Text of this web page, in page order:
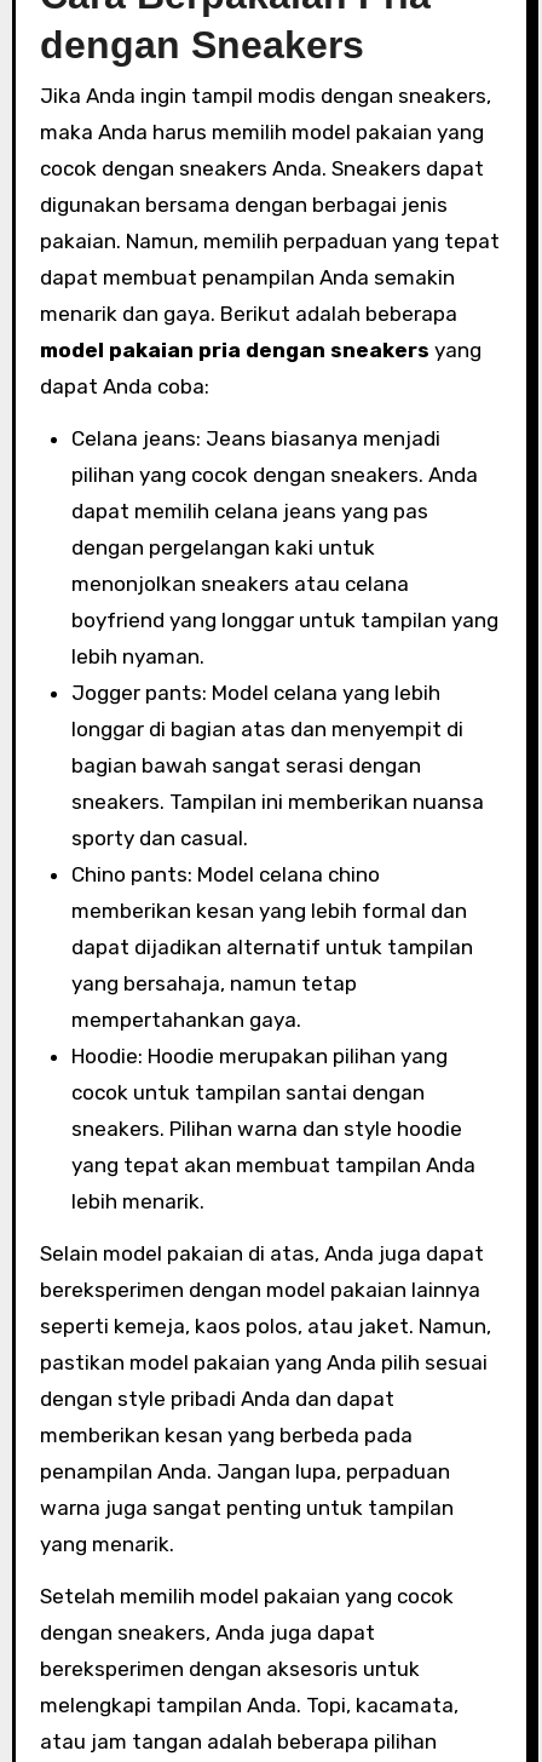
dengan Sneakers
Jika Anda ingin tampil modis dengan sneakers,
maka Anda harus memilih model pakaian yang
cocok dengan sneakers Anda. Sneakers dapat
digunakan bersama dengan berbagai jenis
pakaian. Namun, memilih perpaduan yang tepat
dapat membuat penampilan Anda semakin
menarik dan gaya. Berikut adalah beberapa
model pakaian pria dengan sneakers yang
dapat Anda coba:
Celana jeans: Jeans biasanya menjadi
pilihan yang cocok dengan sneakers. Anda
dapat memilih celana jeans yang pas
dengan pergelangan kaki untuk
menonjolkan sneakers atau celana
boyfriend yang longgar untuk tampilan yang
lebih nyaman.
Jogger pants: Model celana yang lebih
longgar di bagian atas dan menyempit di
bagian bawah sangat serasi dengan
sneakers. Tampilan ini memberikan nuansa
sporty dan casual.
Chino pants: Model celana chino
memberikan kesan yang lebih formal dan
dapat dijadikan alternatif untuk tampilan
yang bersahaja, namun tetap
mempertahankan gaya.
Hoodie: Hoodie merupakan pilihan yang
cocok untuk tampilan santai dengan
sneakers. Pilihan warna dan style hoodie
yang tepat akan membuat tampilan Anda
lebih menarik.
Selain model pakaian di atas, Anda juga dapat
bereksperimen dengan model pakaian lainnya
seperti kemeja, kaos polos, atau jaket. Namun,
pastikan model pakaian yang Anda pilih sesuai
dengan style pribadi Anda dan dapat
memberikan kesan yang berbeda pada
penampilan Anda. Jangan lupa, perpaduan
warna juga sangat penting untuk tampilan
yang menarik.
Setelah memilih model pakaian yang cocok
dengan sneakers, Anda juga dapat
bereksperimen dengan aksesoris untuk
melengkapi tampilan Anda. Topi, kacamata,
atau jam tangan adalah beberapa pilihan